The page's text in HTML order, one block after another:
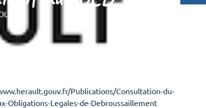
Publications/Consultation-du-
Obligations-Legales-de-Debroussaillement